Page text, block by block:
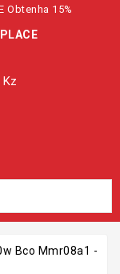
Obtenha 15%
Bco Mmr08a1 -